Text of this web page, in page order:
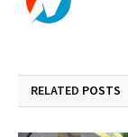
RELATED POSTS